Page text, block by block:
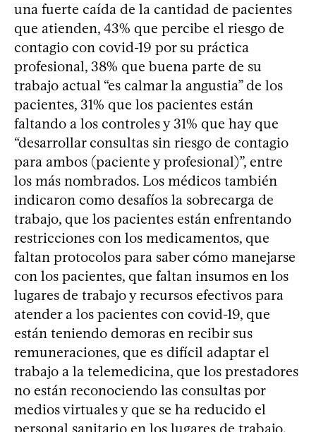
una fuerte caída de la cantidad de pacientes
que atienden, 43% que percibe el riesgo de
contagio con covid-19 por su práctica
profesional, 38% que buena parte de su
trabajo actual “es calmar la angustia” de los
pacientes, 31% que los pacientes están
faltando a los controles y 31% que hay que
“desarrollar consultas sin riesgo de contagio
para ambos (paciente y profesional)”, entre
los más nombrados. Los médicos también
indicaron como desafíos la sobrecarga de
trabajo, que los pacientes están enfrentando
restricciones con los medicamentos, que
faltan protocolos para saber cómo manejarse
con los pacientes, que faltan insumos en los
lugares de trabajo y recursos efectivos para
atender a los pacientes con covid-19, que
están teniendo demoras en recibir sus
remuneraciones, que es difícil adaptar el
trabajo a la telemedicina, que los prestadores
no están reconociendo las consultas por
medios virtuales y que se ha reducido el